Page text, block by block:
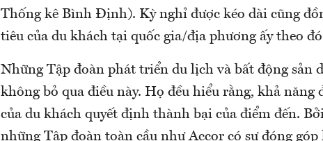
Thống kê Bình Định). Kỳ nghỉ được kéo dài cũng
tiêu của du khách tại quốc gia/địa phương ấy theo
Những Tập đoàn phát triển du lịch và bất động sản
không bỏ qua điều này. Họ đều hiểu rằng, khả năng
của du khách quyết định thành bại của điểm đến.
những Tập đoàn toàn cầu như Accor có sự đóng